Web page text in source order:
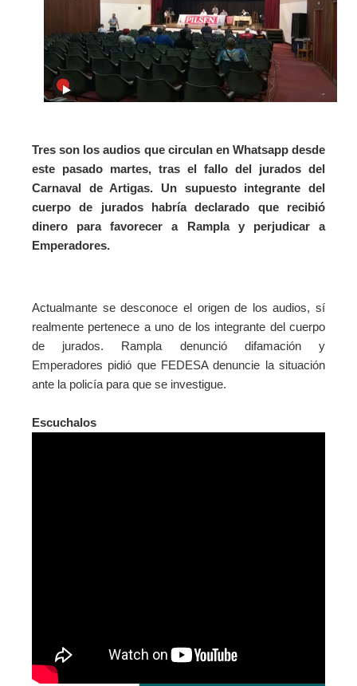
Tres son los audios que circulan en Whatsapp desde
este pasado martes, tras el fallo del jurados del
Carnaval de Artigas. Un supuesto integrante del
cuerpo de jurados habría declarado que recibió
dinero para favorecer a Rampla y perjudicar a
Emperadores.
Actualmante se desconoce el origen de los audios, sí
realmente pertenece a uno de los integrante del cuerpo
de jurados. Rampla denunció difamación y
Emperadores pidió que FEDESA denuncie la situación
ante la policía para que se investigue.
Escuchalos